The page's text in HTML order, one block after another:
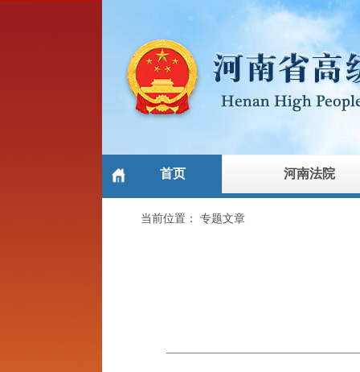
首页 河南法院
当前位置：专题文章